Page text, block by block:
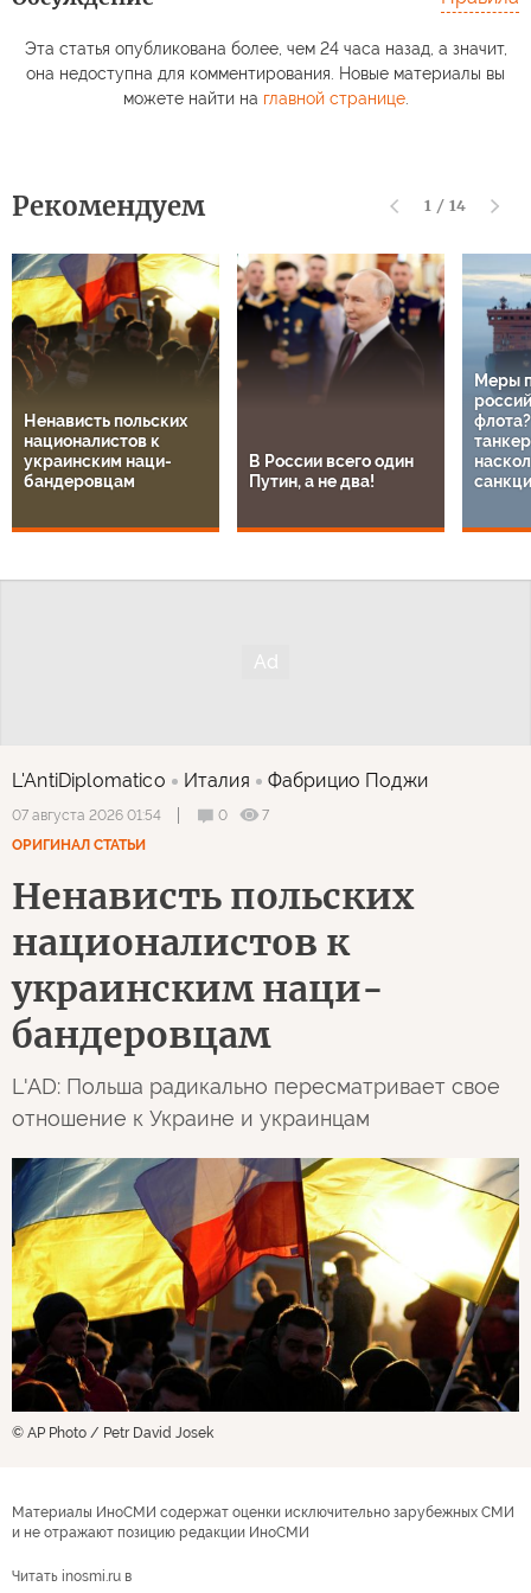
Эта статья опубликована более, чем 24 часа назад, а значит,
она недоступна для комментирования. Новые материалы вы
можете найти на главной странице.
Рекомендуем 1 / 14
Ненависть польских
националистов к
украинским наци-
бандеровцам
В России всего один
Путин, а не два!
Меры
L'AntiDiplomatico Италия Фабрицио Поджи
07 августа 2026 01:54 0
7
ОРИГИНАЛ СТАТЬИ
Ненависть польских
националистов к
украинским наци-
бандеровцам
L'AD: Польша радикально пересматривает свое
отношение к Украине и украинцам
© AP Photo / Petr David Josek
Материалы ИноСМИ содержат оценки исключительно зарубежных СМИ
и не отражают позицию редакции ИноСМИ
Читать inosmi.ru в